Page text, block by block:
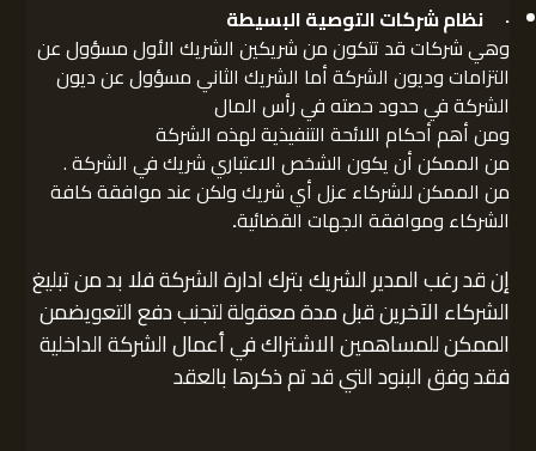
· نظام شركات التوصية البسيطة
وهي شركات قد تتكون من شريكين الشريك الأول مسؤول عن
التزامات وديون الشركة أما الشريك الثاني مسؤول عن ديون
الشركة في حدود حصته في رأس المال
ومن أهم أحكام اللائحة التنفيذية لهذه الشركة
من الممكن أن يكون الشخص الاعتباري شريك في الشركة .
من الممكن للشركاء عزل أي شريك ولكن عند موافقة كافة
الشركاء وموافقة الجهات القضائية.
إن قد رغب المدير الشريك بترك ادارة الشركة فلا بد من تبليغ
الشركاء الآخرين قبل مدة معقولة لتجنب دفع التعويضمن
الممكن للمساهمين الاشتراك في أعمال الشركة الداخلية
فقد وفق البنود التي قد تم ذكرها بالعقد